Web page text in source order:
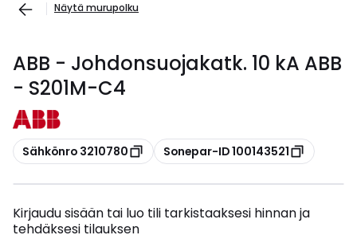
Näytä murupolku
ABB - Johdonsuojakatk. 10 kA ABB
- S201M-C4
Kopioi
Sähkönro 3210780 Kopioi
Sonepar-ID 100143521
Kirjaudu sisään tai luo tili tarkistaaksesi hinnan ja
tehdäksesi tilauksen